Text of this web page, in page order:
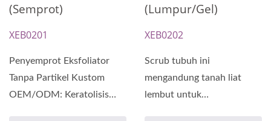
(Semprot)
XEB0201
Penyemprot Eksfoliator
Tanpa Partikel Kustom
OEM/ODM: Keratolisis
(Lumpur/Gel)
XEB0202
Scrub tubuh ini
mengandung tanah liat
lembut untuk